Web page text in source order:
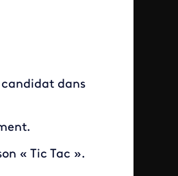
dans
« Tic Tac ».